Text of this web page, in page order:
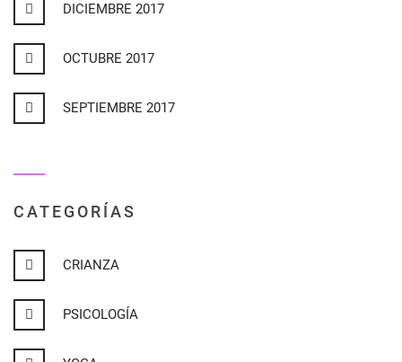
DICIEMBRE 2017
OCTUBRE 2017
SEPTIEMBRE 2017
CATEGORÍAS
CRIANZA
PSICOLOGÍA